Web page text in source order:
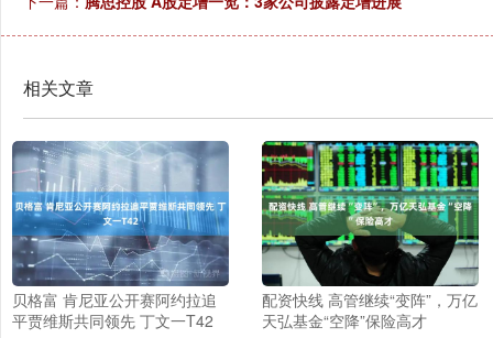
相关文章
贝格富 肯尼亚公开赛阿约拉追
平贾维斯共同领先 丁文一T42
配资快线 高管继续“变阵”，万亿
天弘基金“空降”保险高才